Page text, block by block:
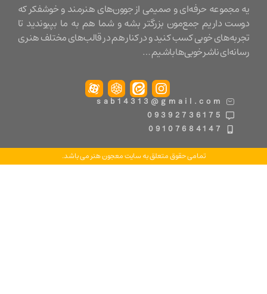
حرفه‌ای و صمیمی از جوون‌های هنرمند و خوشفکر که
داریم جمع‌مون بزرگتر بشه و شما هم به ما بپیوندید تا
خوبی کسب کنید و در کنار هم در قالب‌های مختلف هنری
ناشر خوبی‌ها باشیم …
sab14313@gmail.com
09392736175
09107684147
تمامی حقوق متعلق به سایت معجون هنر می باشد.